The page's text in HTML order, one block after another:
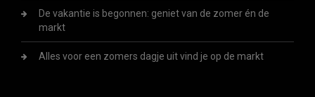
De vakantie is begonnen: geniet van de zomer én de
markt
Alles voor een zomers dagje uit vind je op de markt